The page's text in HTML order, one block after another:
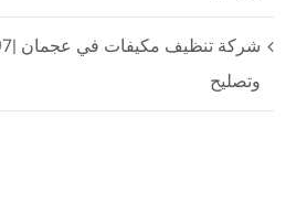
وتصليح